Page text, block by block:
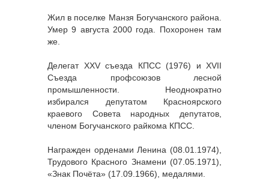
Жил в поселке Манзя Богучанского района.
Умер 9 августа 2000 года. Похоронен там
же.
Делегат XXV съезда КПСС (1976) и XVII
Съезда профсоюзов лесной
промышленности. Неоднократно
избирался депутатом Красноярского
краевого Совета народных депутатов,
членом Богучанского райкома КПСС.
Награжден орденами Ленина (08.01.1974),
Трудового Красного Знамени (07.05.1971),
«Знак Почёта» (17.09.1966), медалями.